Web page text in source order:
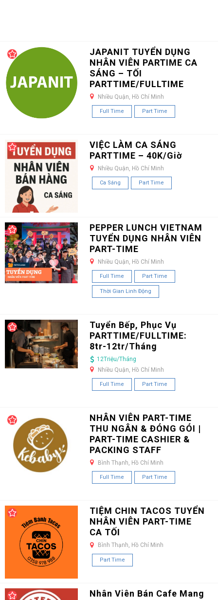
JAPANIT TUYỂN DỤNG
NHÂN VIÊN PARTIME CA
SÁNG – TỐI
PARTTIME/FULLTIME
Nhiều Quận, Hồ Chí Minh
Full Time Part Time
VIỆC LÀM CA SÁNG
PARTTIME – 40K/Giờ
Nhiều Quận, Hồ Chí Minh
Ca Sáng Part Time
PEPPER LUNCH VIETNAM
TUYỂN DỤNG NHÂN VIÊN
PART-TIME
Nhiều Quận, Hồ Chí Minh
Full Time Part Time
Thời Gian Linh Động
Tuyển Bếp, Phục Vụ
PARTTIME/FULLTIME:
8tr-12tr/Tháng
12Triệu/Tháng
Nhiều Quận, Hồ Chí Minh
Full Time Part Time
NHÂN VIÊN PART-TIME
THU NGÂN & ĐÓNG GÓI |
PART-TIME CASHIER &
PACKING STAFF
Bình Thạnh, Hồ Chí Minh
Full Time Part Time
TIỆM CHIN TACOS TUYỂN
NHÂN VIÊN PART-TIME
CA TỐI
Bình Thạnh, Hồ Chí Minh
Part Time
Nhân Viên Bán Cafe Mang